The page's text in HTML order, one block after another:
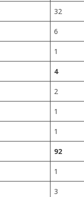
32
6
1
4
2
1
1
92
1
3